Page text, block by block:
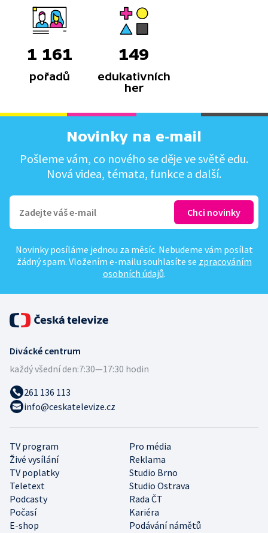
1 161
pořadů
149
edukativních
her
Novinky na e-mail
Pošleme vám, co nového se děje ve světě edu.
Nová videa, témata, funkce a další.
Novinky posíláme jednou za měsíc. Nebudeme vám posílat
žádný spam. Vložením e-mailu souhlasíte se zpracováním
osobních údajů.